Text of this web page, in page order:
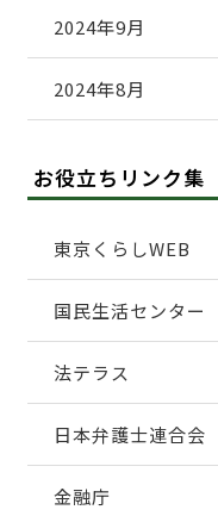
2024年9月
2024年8月
お役立ちリンク集
東京くらしWEB
国民生活センター
法テラス
日本弁護士連合会
金融庁